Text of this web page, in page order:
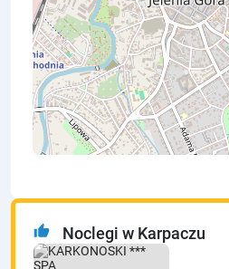
thumb_up Noclegi w Karpaczu